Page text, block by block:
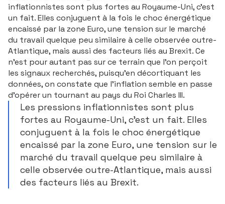
inflationnistes sont plus fortes au Royaume-Uni, c’est
un fait. Elles conjuguent à la fois le choc énergétique
encaissé par la zone Euro, une tension sur le marché
du travail quelque peu similaire à celle observée outre-
Atlantique, mais aussi des facteurs liés au Brexit. Ce
n’est pour autant pas sur ce terrain que l’on perçoit
les signaux recherchés, puisqu’en décortiquant les
données, on constate que l’inflation semble en passe
d’opérer un tournant au pays du Roi Charles III.
Les pressions inflationnistes sont plus
fortes au Royaume-Uni, c’est un fait. Elles
conjuguent à la fois le choc énergétique
encaissé par la zone Euro, une tension sur le
marché du travail quelque peu similaire à
celle observée outre-Atlantique, mais aussi
des facteurs liés au Brexit.